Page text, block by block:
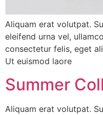
Aliquam erat volutpat.
eleifend urna vel,
consectetur felis, eget
Ut euismod laore
Summer
Aliquam erat volutpat.